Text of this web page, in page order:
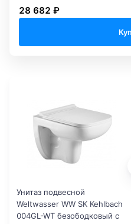
Унитаз подвесной
Weltwasser WW SK Kehlbach
004GL-WT безободковый с
28 682 ₽